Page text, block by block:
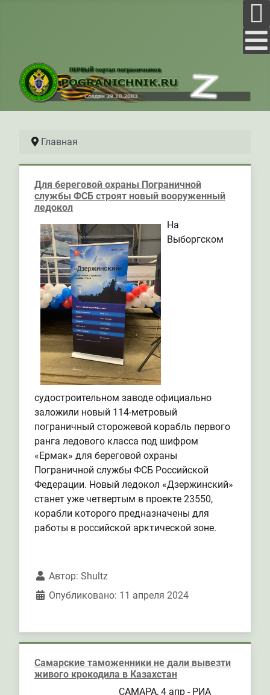
Главная
Для береговой охраны Пограничной
службы ФСБ строят новый вооруженный
ледокол
На
Выборгском
судостроительном заводе официально
заложили новый 114-метровый
пограничный сторожевой корабль первого
ранга ледового класса под шифром
«Ермак» для береговой охраны
Пограничной службы ФСБ Российской
Федерации. Новый ледокол «Дзержинский»
станет уже четвертым в проекте 23550,
корабли которого предназначены для
работы в российской арктической зоне.
Автор: Shultz
Опубликовано: 11 апреля 2024
Самарские таможенники не дали вывезти
живого крокодила в Казахстан
САМАРА, 4 апр - РИА